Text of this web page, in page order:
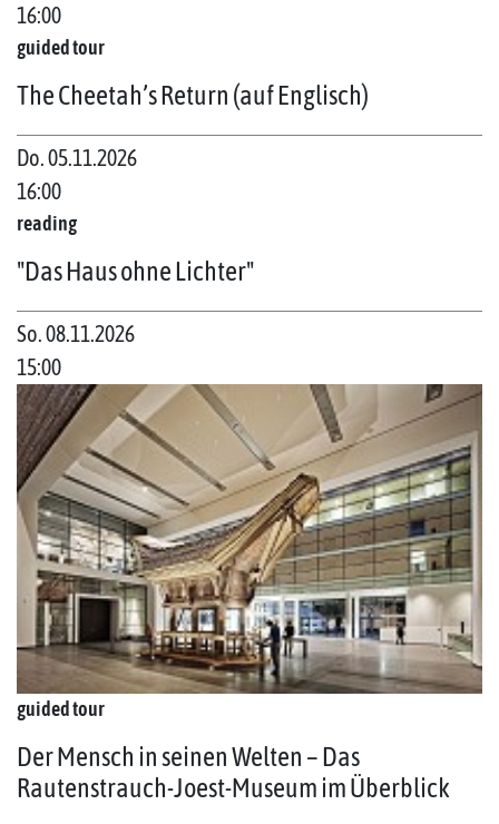
16:00
guided tour
The Cheetah’s Return (auf Englisch)
Do. 05.11.2026
16:00
reading
"Das Haus ohne Lichter"
So. 08.11.2026
15:00
guided tour
Der Mensch in seinen Welten – Das
Rautenstrauch-Joest-Museum im Überblick